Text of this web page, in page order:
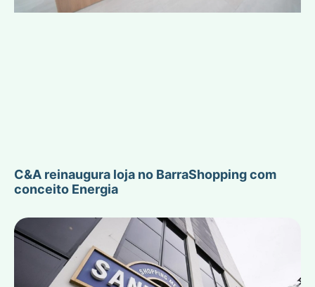
C&A reinaugura loja no BarraShopping com
conceito Energia